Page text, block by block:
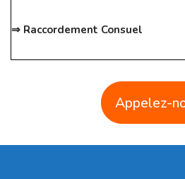
⇒ Raccordement Consuel
Appelez-